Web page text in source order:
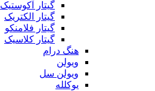
گیتار آکوستیک
گیتار الکتریک
گیتار فلامنکو
گیتار کلاسیک
هنگ درام
ویولن
ویولن سل
یوکلله